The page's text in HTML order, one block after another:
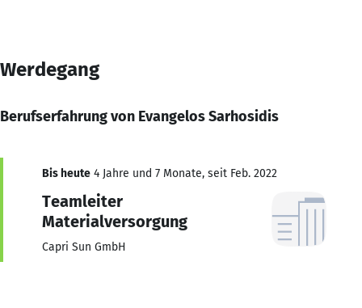
Werdegang
Berufserfahrung von Evangelos Sarhosidis
Bis heute 4 Jahre und 7 Monate, seit Feb. 2022
Teamleiter
Materialversorgung
Capri Sun GmbH